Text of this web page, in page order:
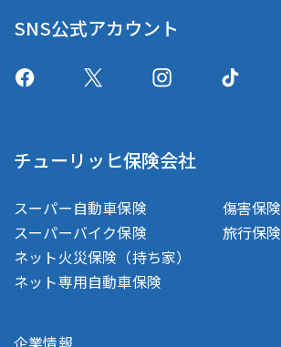
チューリッヒ保険会社
スーパー自動車保険
スーパーバイク保険
ネット火災保険（持ち家）
ネット専用自動車保険
傷害保険
旅行保険
企業情報
SNS公式アカウント